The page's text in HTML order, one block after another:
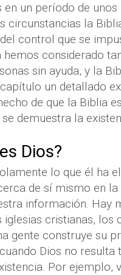
un período de
circunstancias la
control que se
hemos considerado
sin ayuda, y la
un detallado
de que la Biblia
demuestra la
Dios?
lo que él ha
de sí mismo en
información. Hay
iglesias cristianas, los
gente construye su
Dios no
Por